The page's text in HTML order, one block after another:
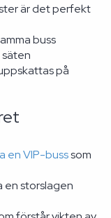
är det perfekt
buss
på
en VIP-busssom
en storslagen